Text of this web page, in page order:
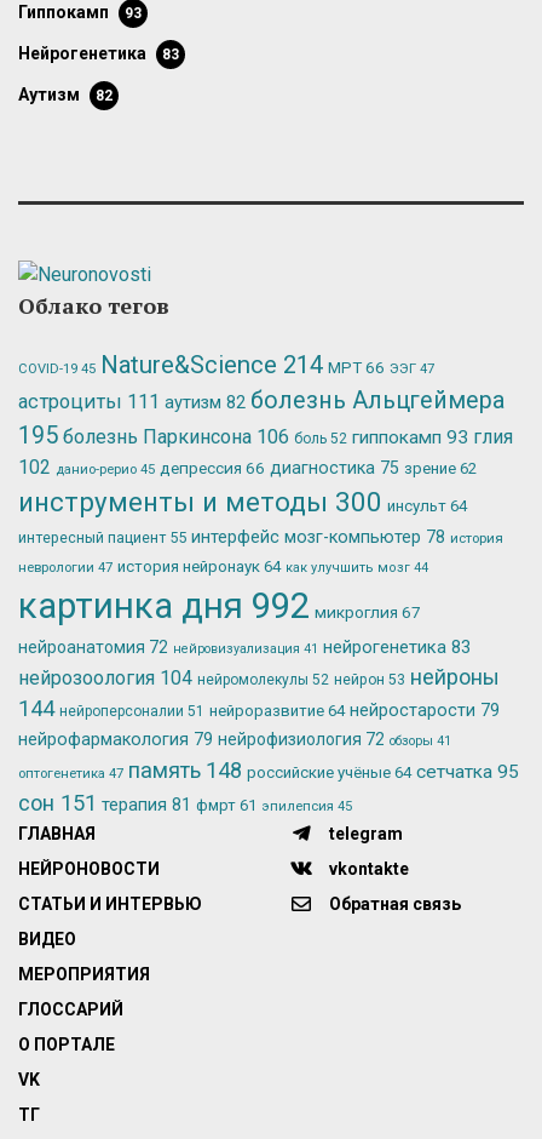
гиппокамп 93
нейрогенетика 83
аутизм 82
Облако тегов
COVID-19 45 Nature&Science 214 МРТ66 ЭЭГ 47
астроциты 111 аутизм 82 болезнь Альцгеймера
195 болезнь Паркинсона 106 боль 52 гиппокамп 93 глия
102 данио-рерио 45 депрессия 66 диагностика 75 зрение 62
инструменты и методы 300 инсульт 64
интересный пациент 55 интерфейс мозг-компьютер 78 история
неврологии 47 история нейронаук 64 как улучшить мозг 44
картинка дня 992 микроглия 67
нейроанатомия 72 нейровизуализация 41 нейрогенетика 83
нейрозоология 104 нейромолекулы 52 нейрон 53 нейроны
144 нейроперсоналии 51 нейроразвитие 64 нейростарости 79
нейрофармакология 79 нейрофизиология 72 обзоры 41
оптогенетика 47 память 148 российские учёные 64 сетчатка 95
сон 151 терапия 81 фмрт 61 эпилепсия 45
ГЛАВНАЯ
НЕЙРОНОВОСТИ
СТАТЬИ И ИНТЕРВЬЮ
ВИДЕО
МЕРОПРИЯТИЯ
ГЛОССАРИЙ
О ПОРТАЛЕ
VK
ТГ
telegram
vkontakte
Обратная связь